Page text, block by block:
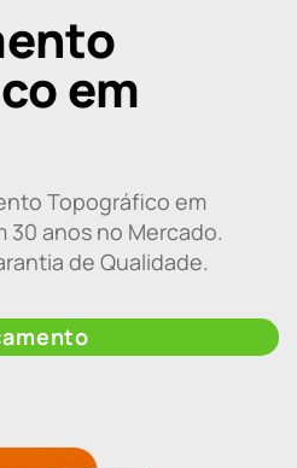
em
Topográfico em
30 anos no Mercado.
de Qualidade.